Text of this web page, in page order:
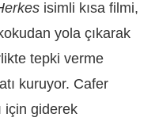
isimli kısa filmi,
yola çıkarak
tepki verme
kuruyor. Cafer
için giderek